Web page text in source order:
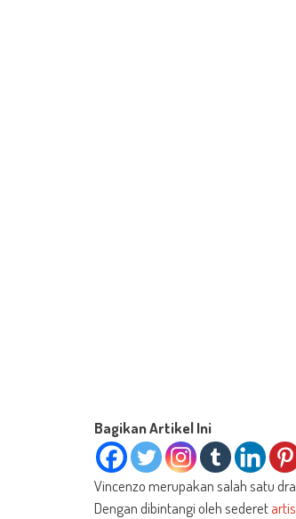
Bagikan Artikel Ini
Vincenzo merupakan salah satu
Dengan dibintangi oleh sederetartis